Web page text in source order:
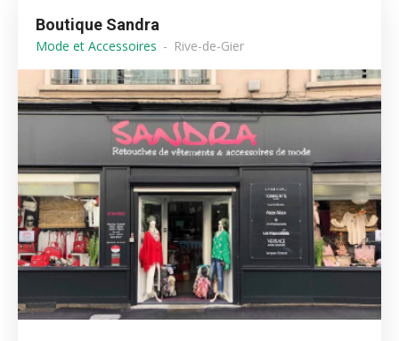
Boutique Sandra
Mode et Accessoires Rive-de-Gier